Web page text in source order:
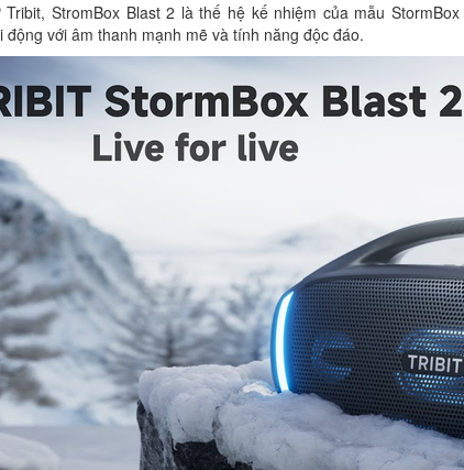
StromBox Blast 2 là thế hệ kế nhiệm của mẫu
động với âm thanh mạnh mẽ và tính năng độc đáo.